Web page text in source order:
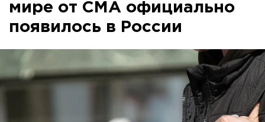
мире от СМА официально
появилось в России